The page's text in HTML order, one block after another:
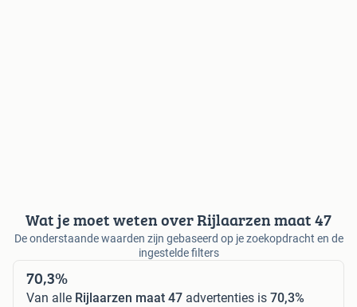
Wat je moet weten over Rijlaarzen maat 47
De onderstaande waarden zijn gebaseerd op je zoekopdracht en de
ingestelde filters
70,3%
Van alle Rijlaarzen maat 47 advertenties is 70,3%